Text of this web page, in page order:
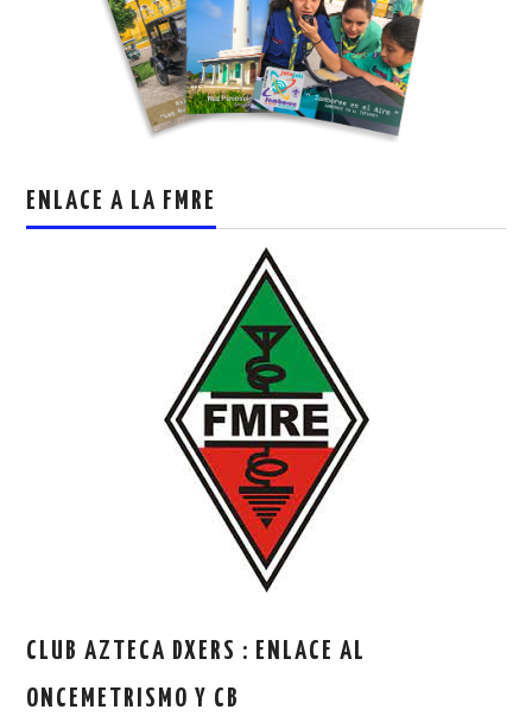
ENLACE A LA FMRE
CLUB AZTECA DXERS : ENLACE AL
ONCEMETRISMO Y CB